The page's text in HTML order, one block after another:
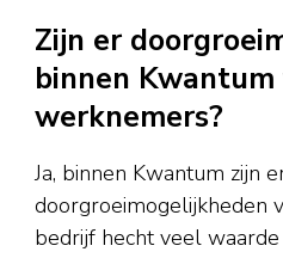
Zijn er
binnen Kwantum
werknemers?
Ja, binnen Kwantum zijn
doorgroeimogelijkheden
bedrijf hecht veel